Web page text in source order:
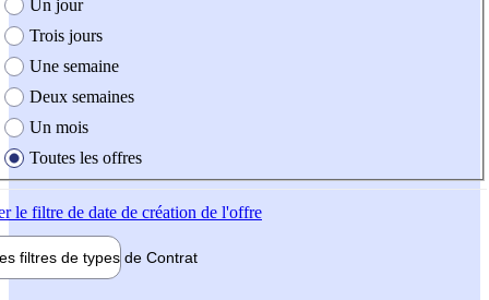
Un jour
Trois jours
Une semaine
Deux semaines
Un mois
Toutes les offres
le filtre de date de création de l'offre
filtres de types de Contrat